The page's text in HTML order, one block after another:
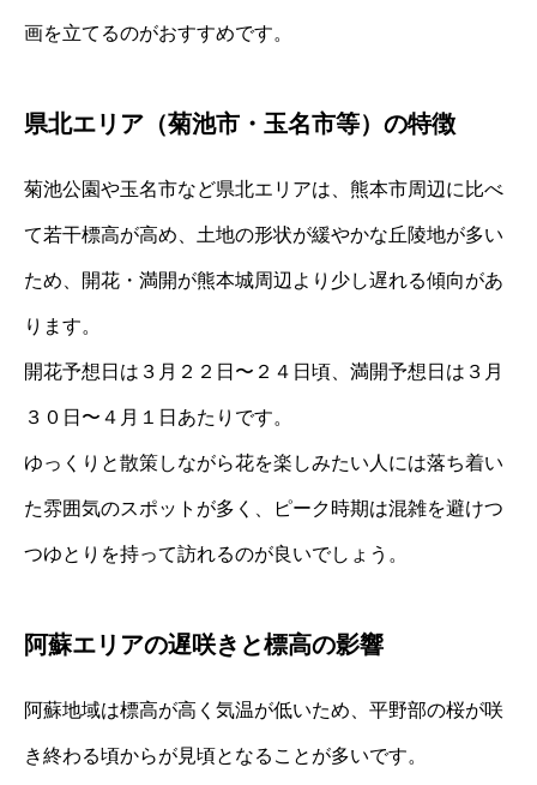
画を立てるのがおすすめです。
県北エリア（菊池市・玉名市等）の特徴
菊池公園や玉名市など県北エリアは、熊本市周辺に比べ
て若干標高が高め、土地の形状が緩やかな丘陵地が多い
ため、開花・満開が熊本城周辺より少し遅れる傾向があ
ります。
開花予想日は３月２２日〜２４日頃、満開予想日は３月
３０日〜４月１日あたりです。
ゆっくりと散策しながら花を楽しみたい人には落ち着い
た雰囲気のスポットが多く、ピーク時期は混雑を避けつ
つゆとりを持って訪れるのが良いでしょう。
阿蘇エリアの遅咲きと標高の影響
阿蘇地域は標高が高く気温が低いため、平野部の桜が咲
き終わる頃からが見頃となることが多いです。